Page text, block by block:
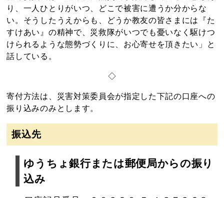
り、一人ひとりがいつ、どこで被害に遭うか分からな
い。そうしたうえからも、どうか教友の皆さまには『た
すけあい』の精神で、災救隊がいつでも憂いなく駆けつ
けられるような態勢づくりに、お心寄せを頂きたい」と
話している。
◇
寄付方法は、災害対策委員会が指定した下記の口座への
振り込みのみとします。
振込先
ゆうちょ銀行または郵便局からの振り
込み